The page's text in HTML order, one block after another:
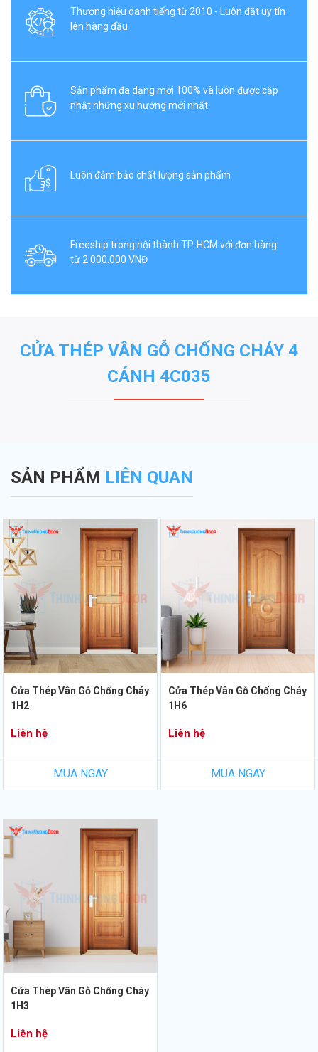
Thương hiệu danh tiếng từ 2010 - Luôn đặt uy tín
lên hàng đầu
Sản phẩm đa dạng mới 100% và luôn được cập
nhật những xu hướng mới nhất
Luôn đảm bảo chất lượng sản phẩm
Freeship trong nội thành TP. HCM với đơn hàng
từ 2.000.000 VNĐ
CỬA THÉP VÂN GỖ CHỐNG CHÁY 4
CÁNH 4C035
SẢN PHẨM LIÊN QUAN
Cửa Thép Vân Gỗ Chống Cháy
1H2
Liên hệ
MUA NGAY
Cửa Thép Vân Gỗ Chống Cháy
1H6
Liên hệ
MUA NGAY
Cửa Thép Vân Gỗ Chống Cháy
1H3
Liên hệ